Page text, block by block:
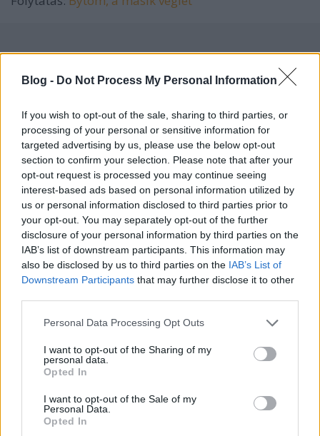
Blog - Do Not Process My Personal Information
If you wish to opt-out of the sale, sharing to third parties, or
processing of your personal or sensitive information for
targeted advertising by us, please use the below opt-out
section to confirm your selection. Please note that after your
opt-out request is processed you may continue seeing
interest-based ads based on personal information utilized by
us or personal information disclosed to third parties prior to
your opt-out. You may separately opt-out of the further
disclosure of your personal information by third parties on the
IAB’s list of downstream participants. This information may
also be disclosed by us to third parties on the IAB’s List of
Downstream Participants that may further disclose it to other
Please note that this website/app uses one or more Google
not limited to your visit or usage behaviour. You may click to
grant or deny consent to Google and its third-party tags to
use your data for below specified purposes in below Google
consent section.
Personal Data Processing Opt Outs
I want to opt-out of the Sharing of my
personal data.
Opted In
I want to opt-out of the Sale of my
Personal Data.
Opted In
Címkék: utazás képek villamos lengyelország gliwice felső
Ajánlott bejegyzések:
Amit még idejében elcsíptem: klasszikus
típusok és vonalak utolsó évei
Pozsonyi kifli, akarom mondani
kiruccanás
Szöged